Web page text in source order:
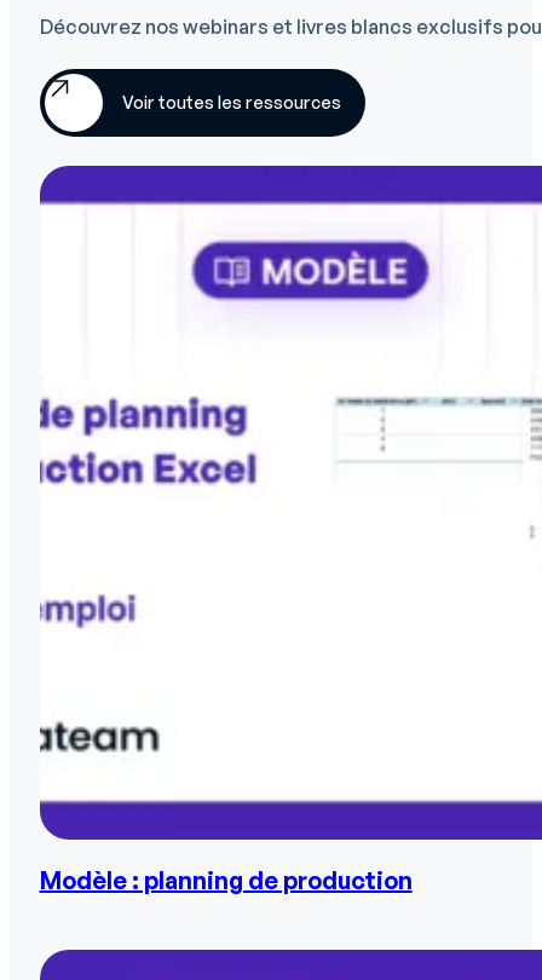
Découvrez nos webinars et livres blancs exclusifs
Voir toutes les ressources
Modèle : planning de production